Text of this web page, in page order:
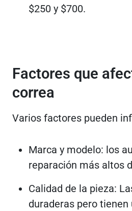
$250 y $700.
Factores que
correa
Varios factores pueden
Marca y modelo: los
reparación más altos
Calidad de la pieza:
duraderas pero tienen